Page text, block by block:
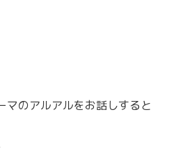
マのアルアルをお話しすると